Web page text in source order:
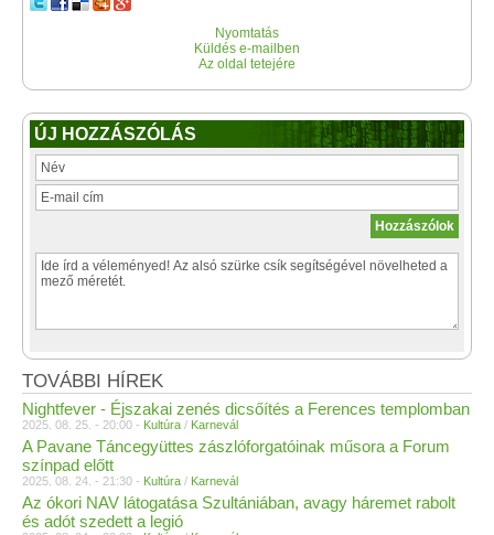
Nyomtatás
Küldés e-mailben
Az oldal tetejére
ÚJ HOZZÁSZÓLÁS
TOVÁBBI HÍREK
Nightfever - Éjszakai zenés dicsőítés a Ferences templomban
2025. 08. 25. - 20:00 - Kultúra / Karnevál
A Pavane Táncegyüttes zászlóforgatóinak műsora a Forum
színpad előtt
2025. 08. 24. - 21:30 - Kultúra / Karnevál
Az ókori NAV látogatása Szultániában, avagy háremet rabolt
és adót szedett a legió